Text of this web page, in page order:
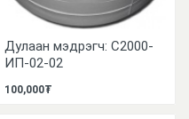
Дулаан мэдрэгч: C2000-
ИП-02-02
100,000₮